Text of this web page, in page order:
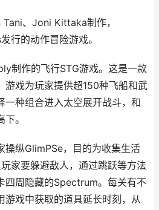
、Joni Kittaka制作，
行的动作冒险游戏。
制作的飞行STG游戏。这是一款
游戏为玩家提供超150种飞船和武
一种组合进入太空展开战斗，和
。
操纵GlimPSe，目的为收集生活
家要躲避敌人，通过跳跃等方法
四周隐藏的Spectrum。每关有不
游戏中获取的道具延长时刻，从